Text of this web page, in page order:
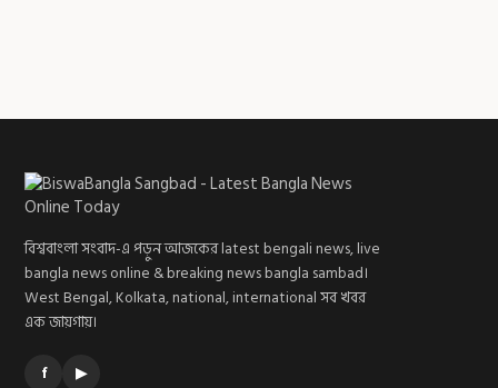
বিশ্ববাংলা সংবাদ-এ পড়ুন আজকের latest bengali news, live
bangla news online & breaking news bangla sambad।
West Bengal, Kolkata, national, international সব খবর
এক জায়গায়।
f ▶